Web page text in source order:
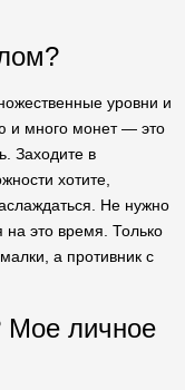
уровни и
и много монет — это
Заходите в
хотите,
Не нужно
на это время. Только
а противник с
Мое личное